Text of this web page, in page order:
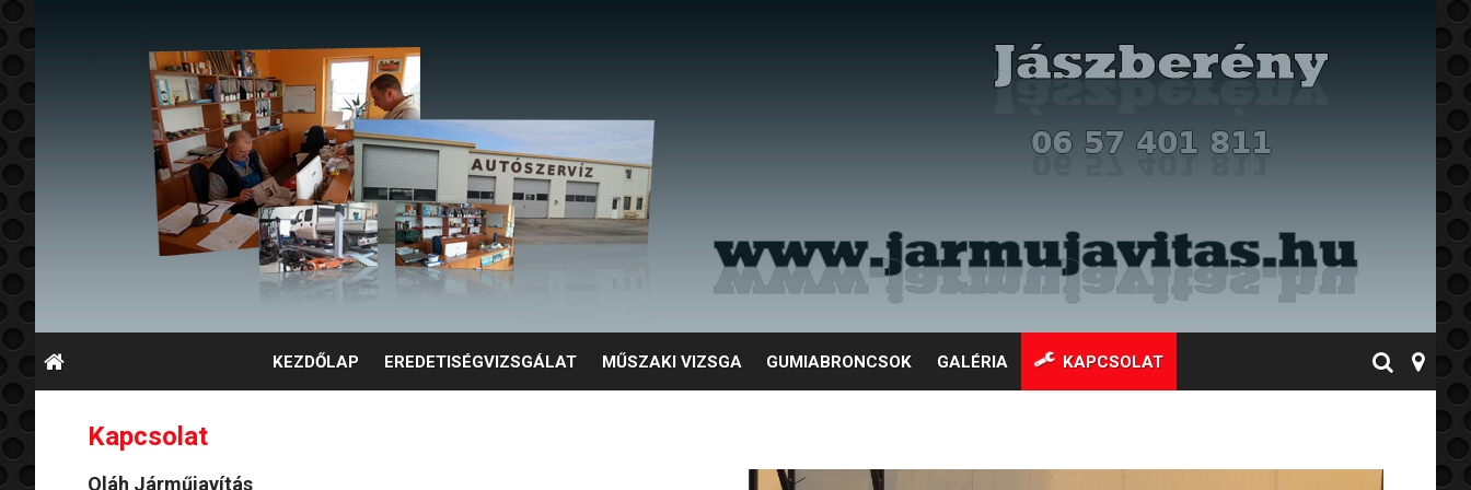
KEZDŐLAP EREDETISÉGVIZSGÁLAT MŰSZAKI VIZSGA GUMIABRONCSOK GALÉRIA KAPCSOLAT
Kapcsolat
Oláh Járműjavítás